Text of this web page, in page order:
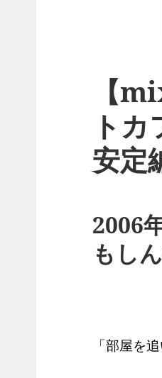
【
ト
安定
2006
もし
「部屋を